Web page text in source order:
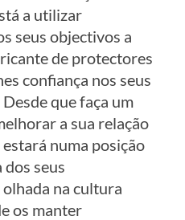
a utilizar
seus objectivos a
de protectores
confiança nos seus
que faça um
a sua relação
numa posição
seus
na cultura
os manter